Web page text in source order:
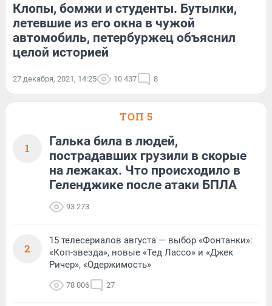
Клопы, бомжи и студенты. Бутылки,
летевшие из его окна в чужой
автомобиль, петербуржец объяснил
целой историей
27 декабря, 2021, 14:25 10 437 8
ТОП 5
1
Галька била в людей,
пострадавших грузили в скорые
на лежаках. Что происходило в
Геленджике после атаки БПЛА
93 273
2
15 телесериалов августа — выбор «Фонтанки»:
«Коп-звезда», новые «Тед Лассо» и «Джек
Ричер», «Одержимость»
78 006 27